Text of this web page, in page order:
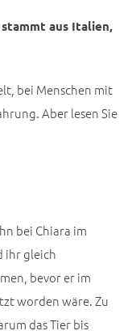
aus Italien,
bei Menschen mit
Aber lesen Sie
bei Chiara im
ihr gleich
bevor er im
worden wäre. Zu
das Tier bis